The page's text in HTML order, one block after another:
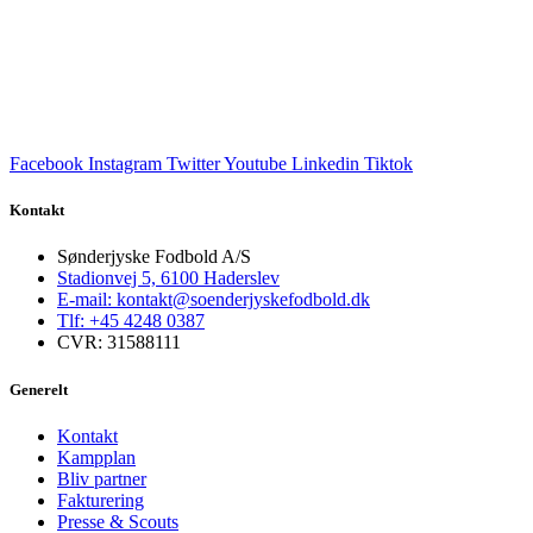
Facebook Instagram TwitterYoutube Linkedin Tiktok
Kontakt
Sønderjyske Fodbold A/S
Stadionvej 5, 6100 Haderslev
E-mail: kontakt@soenderjyskefodbold.dk
Tlf: +45 4248 0387
CVR: 31588111
Generelt
Kontakt
Kampplan
Bliv partner
Fakturering
Presse & Scouts